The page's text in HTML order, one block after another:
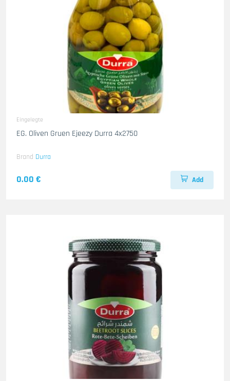
Eingelegte
EG. Oliven Gruen Ejeezy Durra 4x2750
Brand Durra
0.00 € Add